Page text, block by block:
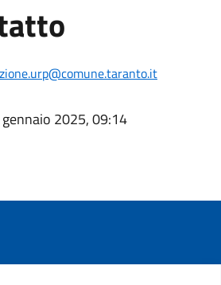
2025, 09:14